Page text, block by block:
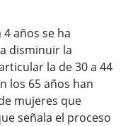
4 años se ha
disminuir la
la de 30 a 44
los 65 años han
mujeres que
señala el proceso